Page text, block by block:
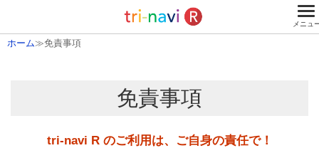
ホーム≫免責事項
免責事項
tri-navi R のご利用は、ご自身の責任で！